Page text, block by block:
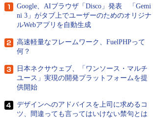
Google、AIブラウザ「Disco」発表 「Gemi
ni 3」がタブ上でユーザーのためのオリジナ
ルWebアプリを自動生成
高速軽量なフレームワーク、FuelPHPって
何？
日本ネクサウェブ、「ワンソース・マルチ
ユース」実現の開発プラットフォームを提
供開始
デザインへのアドバイスを上司に求めるコ
ツ、間違っても言ってはいけない禁句とは